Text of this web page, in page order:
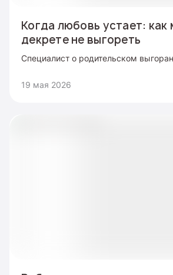
Когда любовь устает: как
декрете не выгореть
Специалист о родительском
19 мая 2026